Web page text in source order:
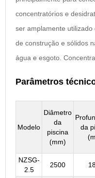
concentratórios e
ser amplamente
de construção e sólidos
água e esgoto.
Parâmetros
Modelo
Diâmetro
da
piscina
(mm)
da
NZSG-
2.5
2500